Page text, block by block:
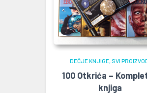
DEČJE KNJIGE SVI
100 Otkrića –
knjiga